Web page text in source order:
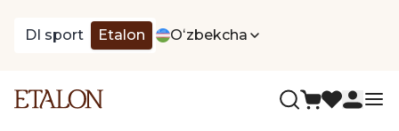
DI sport Etalon Oʻzbekcha